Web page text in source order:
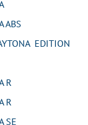
EDITION
R
R
SE